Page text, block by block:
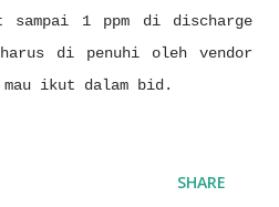
sampai 1 ppm di discharge
di penuhi oleh vendor
mau ikut dalam bid.
SHARE